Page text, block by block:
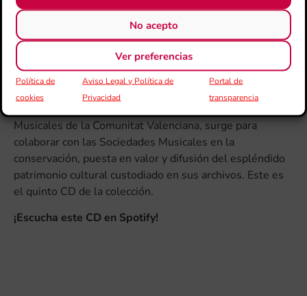
No acepto
Ver preferencias
Política de
cookies
Aviso Legal y Política de
Privacidad
Portal de
transparencia
Valencia: Instituto Valenciano de Cultura-Generalitat
Nota de contenido
El programa Música a la llum, patrocinado por CaixaBank
y organizado por el Instituto Valenciano de Cultura-
Musicales de la Comunitat Valenciana, surge para
colaborar con las Sociedades Musicales en la
conservación, puesta en valor y difusión del espléndido
patrimonio cultural custodiado en sus archivos. Este es
el quinto CD de la colección.
¡Escucha este CD en Spotify!